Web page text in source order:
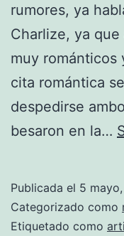
rumores, ya
Charlize, ya
muy románticos
cita romántica
despedirse
besaron en la…
Publicada el 5
Categorizado como
Etiquetado como